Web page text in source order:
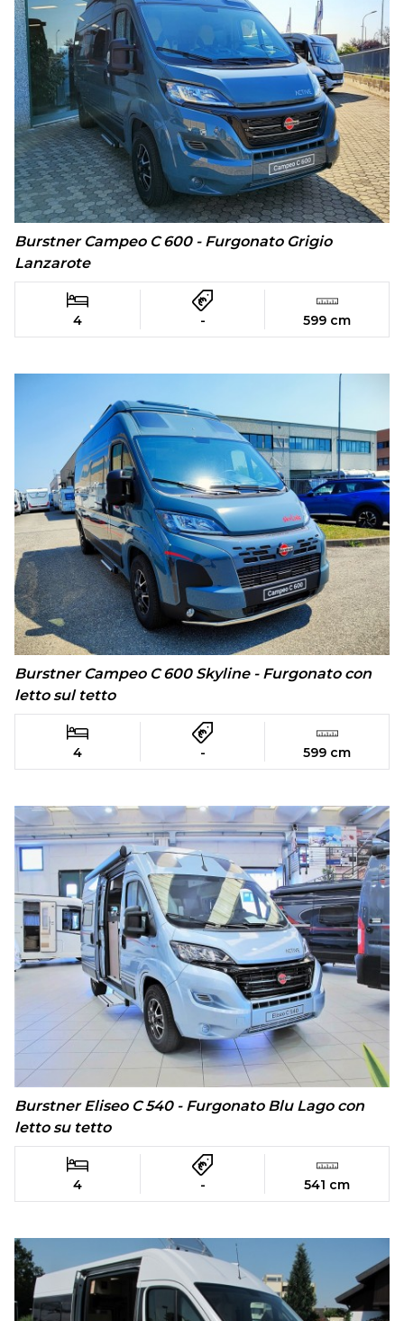
Burstner Campeo C 600 - Furgonato Grigio
Lanzarote
4 - 599 cm
Burstner Campeo C 600 Skyline - Furgonato con
letto sul tetto
4 - 599 cm
Burstner Eliseo C 540 - Furgonato Blu Lago con
letto su tetto
4 - 541 cm